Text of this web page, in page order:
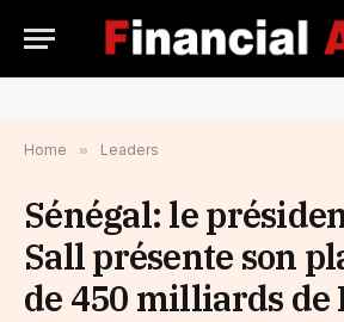
Home » Leaders
Sénégal: le
Sall présente son
de 450 milliards de